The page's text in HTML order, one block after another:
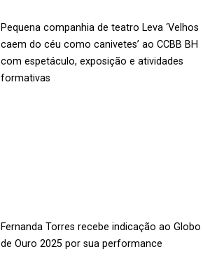
Pequena companhia de teatro Leva ‘Velhos
caem do céu como canivetes’ ao CCBB BH
com espetáculo, exposição e atividades
formativas
Fernanda Torres recebe indicação ao Globo
de Ouro 2025 por sua performance